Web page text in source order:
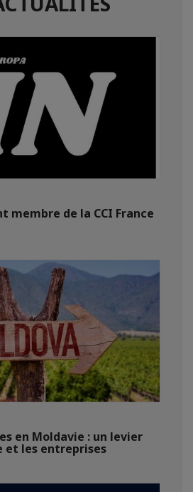
membre de la CCI France
en Moldavie : un levier
et les entreprises